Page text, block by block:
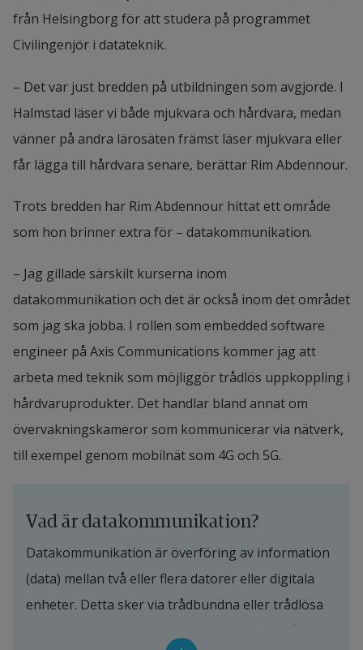
från Helsingborg för att studera på programmet
Civilingenjör i datateknik.
– Det var just bredden på utbildningen som avgjorde. I
Halmstad läser vi både mjukvara och hårdvara, medan
vänner på andra lärosäten främst läser mjukvara eller
får lägga till hårdvara senare, berättar Rim Abdennour.
Trots bredden har Rim Abdennour hittat ett område
som hon brinner extra för – datakommunikation.
– Jag gillade särskilt kurserna inom
datakommunikation och det är också inom det området
som jag ska jobba. I rollen som embedded software
engineer på Axis Communications kommer jag att
arbeta med teknik som möjliggör trådlös uppkoppling i
hårdvaruprodukter. Det handlar bland annat om
övervakningskameror som kommunicerar via nätverk,
till exempel genom mobilnät som 4G och 5G.
Vad är datakommunikation?
Datakommunikation är överföring av information
(data) mellan två eller flera datorer eller digitala
enheter. Detta sker via trådbundna eller trådlösa